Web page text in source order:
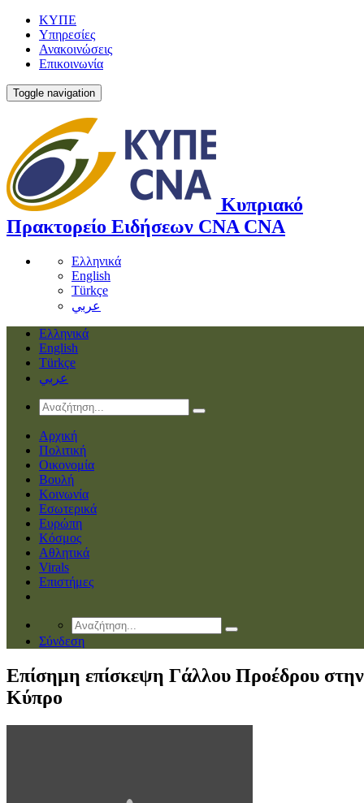
ΚΥΠΕ
Υπηρεσίες
Ανακοινώσεις
Επικοινωνία
Toggle navigation
Κυπριακό
Πρακτορείο Ειδήσεων CNA CNA
Ελληνικά
English
Türkçe
عربي
Ελληνικά
English
Türkçe
عربي
Αρχική
Πολιτική
Οικονομία
Βουλή
Κοινωνία
Εσωτερικά
Ευρώπη
Κόσμος
Αθλητικά
Virals
Επιστήμες
Σύνδεση
Επίσημη επίσκεψη Γάλλου Προέδρου στην
Κύπρο